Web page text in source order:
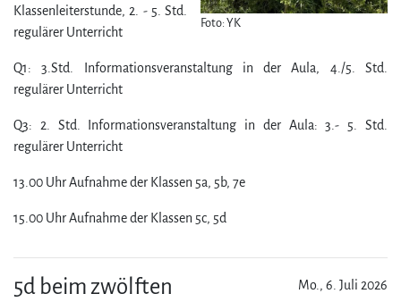
Foto: YK
Klassenleiterstunde, 2. - 5. Std.
regulärer Unter­richt
Q1: 3.Std. In­for­mations­ver­an­stal­tung in der Aula, 4./5. Std.
regulärer Unter­richt
Q3: 2. Std. In­for­mations­ver­an­stal­tung in der Aula: 3.- 5. Std.
regulärer Unter­richt
13.00 Uhr Aufnahme der Klassen 5a, 5b, 7e
15.00 Uhr Aufnahme der Klassen 5c, 5d
Mo., 6. Juli 2026
5d beim zwölften